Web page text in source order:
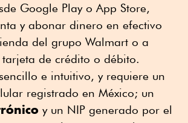
Google Play o App Store,
y abonar dinero en efectivo
del grupo Walmart o a
de crédito o débito.
e intuitivo, y requiere un
registrado en México; un
y un NIP generado por el